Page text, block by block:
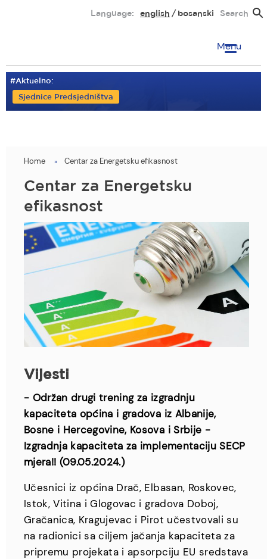
Language: english bosanski Search
Menu
#Aktuelno:
Sjednice Predsjedništva
You
are
here
Home Centar za Energetsku efikasnost
Centar za Energetsku
efikasnost
Vijesti
- Održan drugi trening za izgradnju
kapaciteta općina i gradova iz Albanije,
Bosne i Hercegovine, Kosova i Srbije -
Izgradnja kapaciteta za implementaciju SECP
mjera!! (09.05.2024.)
Učesnici iz općina Drač, Elbasan, Roskovec,
Istok, Vitina i Glogovac i gradova Doboj,
Gračanica, Kragujevac i Pirot učestvovali su
na radionici sa ciljem jačanja kapaciteta za
pripremu projekata i apsorpciju EU sredstava